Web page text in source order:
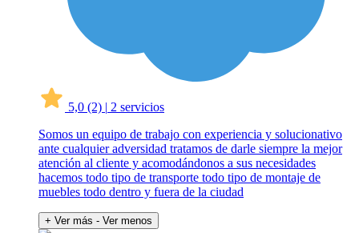
5,0 (2) | 2 servicios
Somos un equipo de trabajo con experiencia y solucionativo
ante cualquier adversidad tratamos de darle siempre la mejor
atención al cliente y acomodándonos a sus necesidades
hacemos todo tipo de transporte todo tipo de montaje de
muebles todo dentro y fuera de la ciudad
+ Ver más - Ver menos